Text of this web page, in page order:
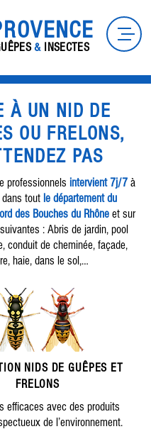
& INSECTES
À UN NID DE
OU FRELONS,
PAS
professionnels intervient 7j/7 à
dans tout le département du
des Bouches du Rhône et sur
: Abris de jardin, pool
conduit de cheminée, façade,
haie, dans le sol,…
NIDS DE GUÊPES ET
FRELONS
efficaces avec des produits
de l’environnement.